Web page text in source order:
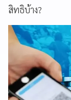
สิทธิบ้าง?